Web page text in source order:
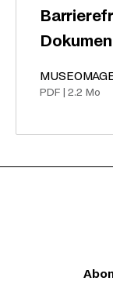
Download
PDF 2.2 Mo